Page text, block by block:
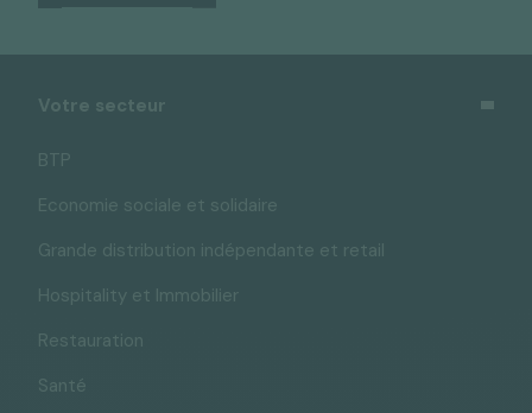
Votre secteur
BTP
Economie sociale et solidaire
Grande distribution indépendante et retail
Hospitality et Immobilier
Restauration
Santé